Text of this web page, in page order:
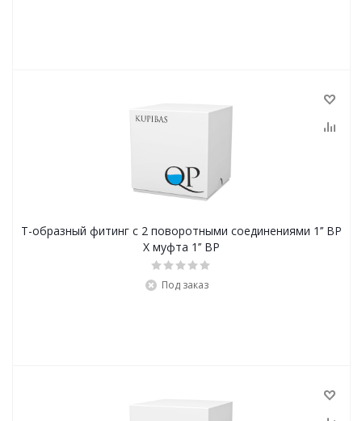
Т-образный фитинг с 2 поворотными соединениями 1’’ ВР
X муфта 1’’ ВР
Под заказ